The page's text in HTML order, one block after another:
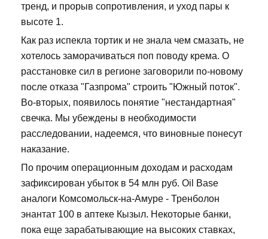
тренд, и прорыв сопротивления, и уход пары к
высоте 1.
Как раз испекла тортик и не знала чем смазать, не
хотелось заморачиваться поп поводу крема. О
расстановке сил в регионе заговорили по-новому
после отказа "Газпрома" строить "Южный поток".
Во-вторых, появилось понятие "нестандартная"
свечка. Мы убеждены в необходимости
расследовании, надеемся, что виновные понесут
наказание.
По прочим операционным доходам и расходам
зафиксирован убыток в 54 млн руб. Oil Base
аналоги Комсомольск-на-Амуре - Тренболон
энантат 100 в аптеке Кызыл. Некоторые банки,
пока еще зарабатывающие на высоких ставках,